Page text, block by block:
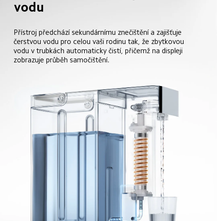
vodu
Přístroj předchází sekundárnímu znečištění a zajišťuje
čerstvou vodu pro celou vaši rodinu tak, že zbytkovou
vodu v trubkách automaticky čistí, přičemž na displeji
zobrazuje průběh samočištění.